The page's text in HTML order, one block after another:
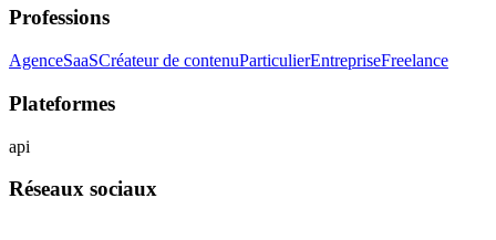
Professions
AgenceSaaSCréateur de contenuParticulierEntrepriseFreelance
Plateformes
api
Réseaux sociaux